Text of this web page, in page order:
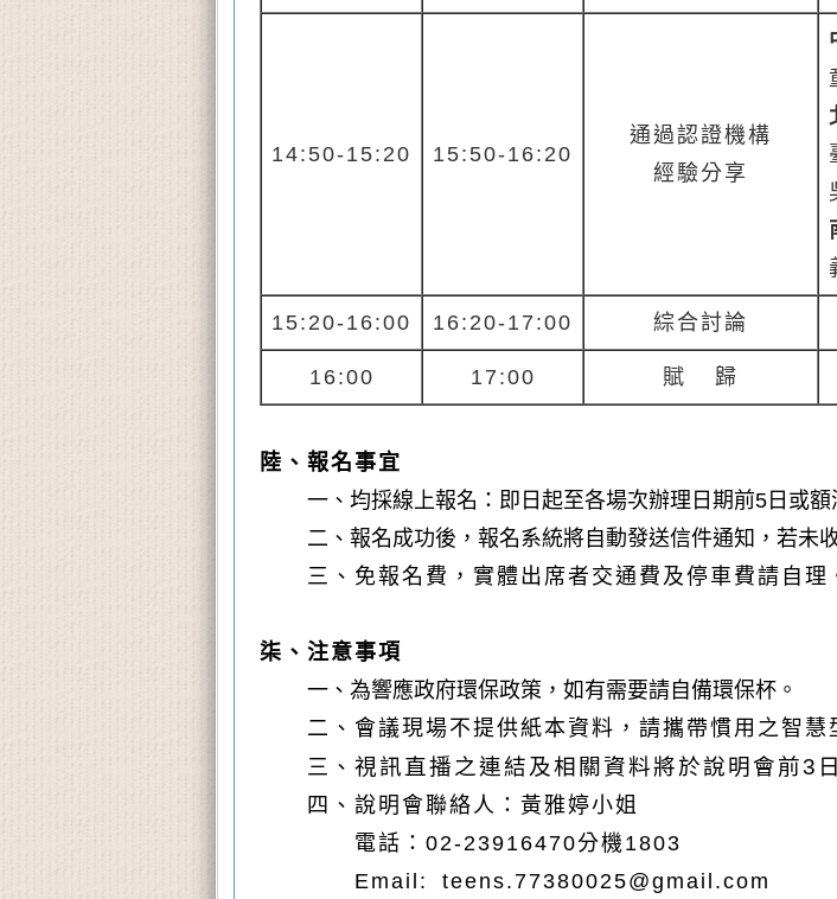
14:50-15:20 15:50-16:20
通過認證機構
經驗分享
15:20-16:00 16:20-17:00 綜合討論
16:00 17:00 賦 歸
陸、報名事宜
一、均採線上報名：即日起至各場次辦理日期前5日或額
二、報名成功後，報名系統將自動發送信件通知，若未
三、免報名費，實體出席者交通費及停車費請自理
柒、注意事項
一、為響應政府環保政策，如有需要請自備環保杯。
二、會議現場不提供紙本資料，請攜帶慣用之智
三、 視訊直播之連結及相關資料將於說明會前3日
四、說明會聯絡人：黃雅婷小姐
電話：02-23916470分機1803
Email: teens.77380025@gmail.com